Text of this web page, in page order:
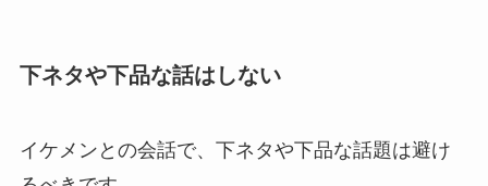
下ネタや下品な話はしない
イケメンとの会話で、下ネタや下品な話題は避け